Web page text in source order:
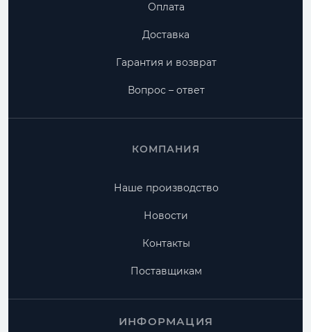
Оплата
Доставка
Гарантия и возврат
Вопрос – ответ
КОМПАНИЯ
Наше производство
Новости
Контакты
Поставщикам
ИНФОРМАЦИЯ